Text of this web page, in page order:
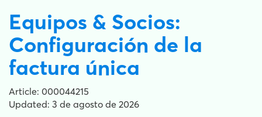
Equipos & Socios:
Configuración de la
factura única
Article: 000044215
Updated: 3 de agosto de 2026